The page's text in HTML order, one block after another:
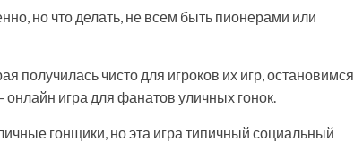
но что делать, не всем быть пионерами или
получилась чисто для игроков их игр, остановимся
игра для фанатов уличных гонок.
гонщики, но эта игра типичный социальный